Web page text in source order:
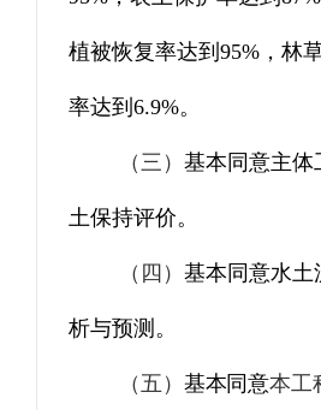
植被恢复率达到 95% ，林
率达到 6.9%。
（三）基本同意主体
土保持评价。
（四）基本同意水土
析与预测。
（五）基本同意本工